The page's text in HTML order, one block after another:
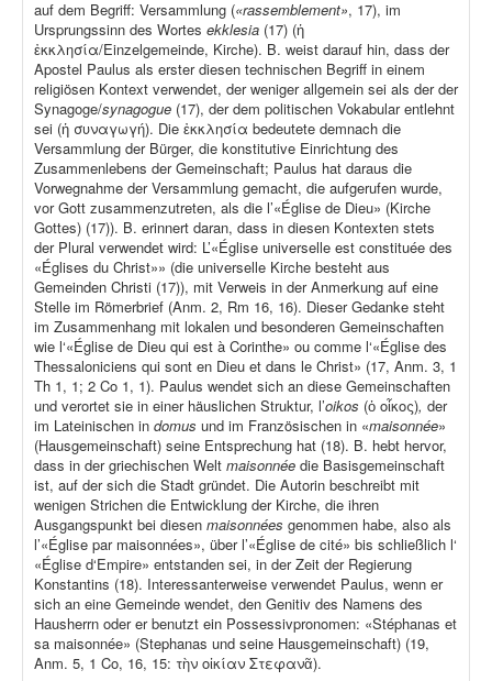
auf dem Begriff: Versammlung («rassemblement», 17), im
Ursprungssinn des Wortes ekklesia (17) (ἡ
ἐκκλησία/Einzelgemeinde, Kirche). B. weist darauf hin, dass der
Apostel Paulus als erster diesen technischen Begriff in einem
religiösen Kontext verwendet, der weniger allgemein sei als der der
Synagoge/synagogue (17), der dem politischen Vokabular entlehnt
sei (ἡ συναγωγή). Die ἐκκλησία bedeutete demnach die
Versammlung der Bürger, die konstitutive Einrichtung des
Zusammenlebens der Gemeinschaft; Paulus hat daraus die
Vorwegnahme der Versammlung gemacht, die aufgerufen wurde,
vor Gott zusammenzutreten, als die l’«Église de Dieu» (Kirche
Gottes) (17)). B. erinnert daran, dass in diesen Kontexten stets
der Plural verwendet wird: L’«Église universelle est constituée des
«Églises du Christ»» (die universelle Kirche besteht aus
Gemeinden Christi (17)), mit Verweis in der Anmerkung auf eine
Stelle im Römerbrief (Anm. 2, Rm 16, 16). Dieser Gedanke steht
im Zusammenhang mit lokalen und besonderen Gemeinschaften
wie l‘«Église de Dieu qui est à Corinthe» ou comme l‘«Église des
Thessaloniciens qui sont en Dieu et dans le Christ» (17, Anm. 3, 1
Th 1, 1; 2 Co 1, 1). Paulus wendet sich an diese Gemeinschaften
und verortet sie in einer häuslichen Struktur, l’oikos (ὁ οἶκος), der
im Lateinischen in domus und im Französischen in «maisonnée»
(Hausgemeinschaft) seine Entsprechung hat (18). B. hebt hervor,
dass in der griechischen Welt maisonnée die Basisgemeinschaft
ist, auf der sich die Stadt gründet. Die Autorin beschreibt mit
wenigen Strichen die Entwicklung der Kirche, die ihren
Ausgangspunkt bei diesen maisonnées genommen habe, also als
l’«Église par maisonnées», über l’«Église de cité» bis schließlich l‘
«Église d‘Empire» entstanden sei, in der Zeit der Regierung
Konstantins (18). Interessanterweise verwendet Paulus, wenn er
sich an eine Gemeinde wendet, den Genitiv des Namens des
Hausherrn oder er benutzt ein Possessivpronomen: «Stéphanas et
sa maisonnée» (Stephanas und seine Hausgemeinschaft) (19,
Anm. 5, 1 Co, 16, 15: τὴν οἰκίαν Στεφανᾶ).